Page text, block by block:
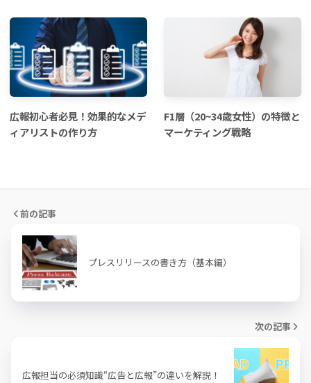
広報初心者必見！効果的なメデ
ィアリストの作り方
F1層（20~34歳女性）の特徴と
マーケティング戦略
前の記事
プレスリリースの書き方（基本編）
次の記事
広報担当の必須知識“広告と広報”の違いを解説！